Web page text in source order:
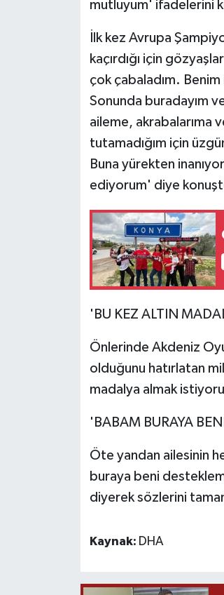
mutluyum' ifadelerini
İlk kez Avrupa
kaçırdığı için
çok çabaladım.
Sonunda buradayım
aileme, akrabalarıma
tutamadığım için
Buna yürekten
ediyorum' diye
'BU KEZ ALTIN
Önlerinde Akdeniz
olduğunu hatırlatan
madalya almak
'BABAM BURAYA
Öte yandan ailesinin
buraya beni
diyerek sözlerini
Kaynak: DHA